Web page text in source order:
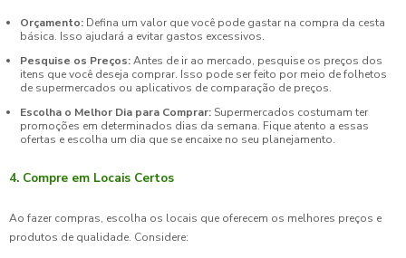
Orçamento: Defina um valor que você pode gastar na compra da cesta
básica. Isso ajudará a evitar gastos excessivos.
Pesquise os Preços:Antes de ir ao mercado, pesquise os preços dos
itens que você deseja comprar. Isso pode ser feito por meio de folhetos
de supermercados ou aplicativos de comparação de preços.
Escolha o Melhor Dia para Comprar: Supermercados costumam ter
promoções em determinados dias da semana. Fique atento a essas
ofertas e escolha um dia que se encaixe no seu planejamento.
4. Compre em Locais Certos
Ao fazer compras, escolha os locais que oferecem os melhores preços e
produtos de qualidade. Considere: